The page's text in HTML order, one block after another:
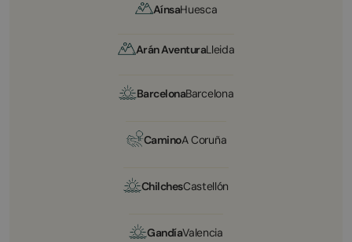
AínsaHuesca
Arán AventuraLleida
BarcelonaBarcelona
CaminoA Coruña
ChilchesCastellón
GandíaValencia